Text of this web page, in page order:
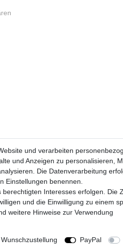
Impressum
© Copyright 2026 | Alle Rechte
Realisierung und Umsetzung by e
und verarbeiten
und Anzeigen zu personalisieren,
Die Datenverarbeitung
Einstellungen benennen.
Interesses erfolgen. Die
und die Einwilligung zu einem
weitere Hinweise zur Verwendung
Wunschzustellung PayPal